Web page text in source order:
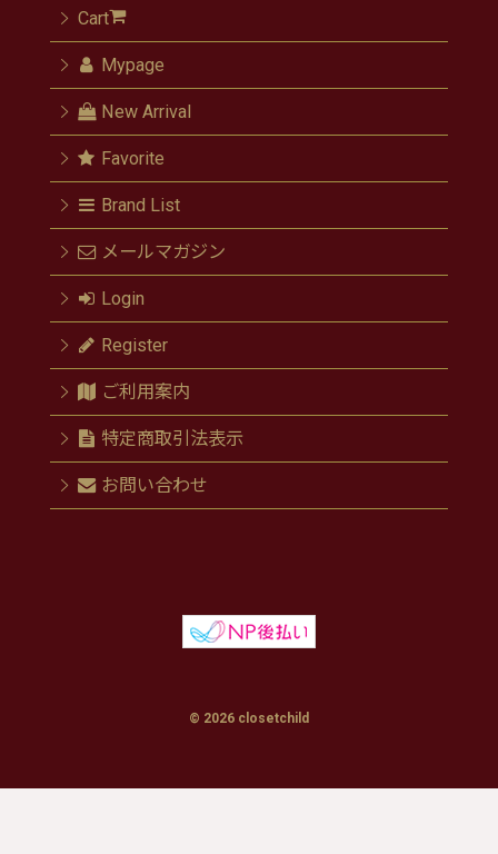
Cart
Mypage
New Arrival
Favorite
Brand List
メールマガジン
Login
Register
ご利用案内
特定商取引法表示
お問い合わせ
© 2026 closetchild